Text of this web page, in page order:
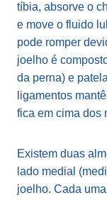
tíbia, absorve o
e move o fluido
pode romper
joelho é
da perna) e
ligamentos
fica em cima dos
Existem duas
lado medial
joelho. Cada